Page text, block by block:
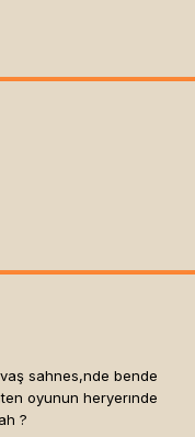
sahnes,nde bende
oyunun heryerınde
?